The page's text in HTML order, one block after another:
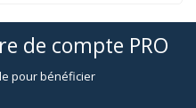
de compte PRO
pour bénéficier